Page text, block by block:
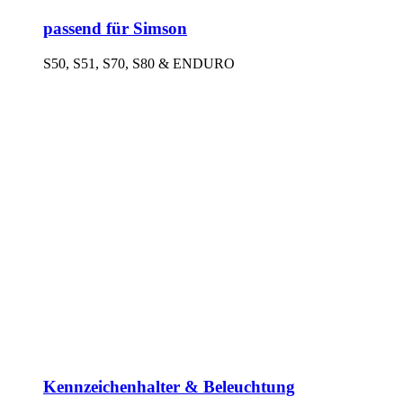
passend für Simson
S50, S51, S70, S80 & ENDURO
Kennzeichenhalter & Beleuchtung